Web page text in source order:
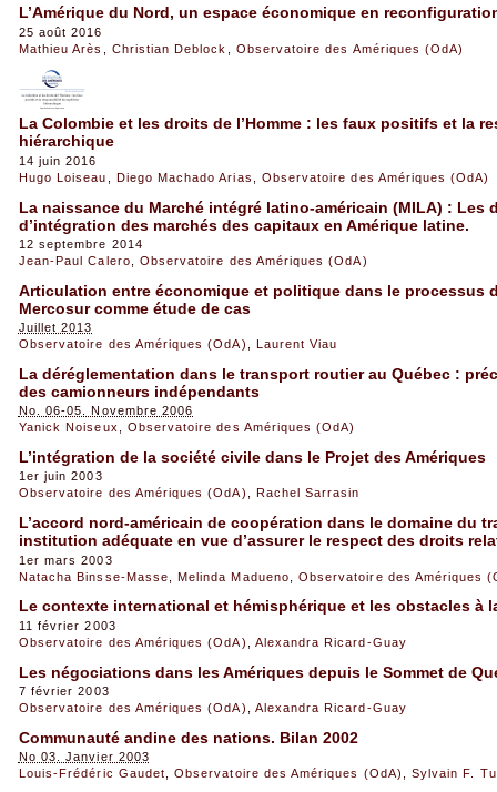
L’Amérique du Nord, un espace économique en
25 août 2016
Mathieu Arès
Christian Deblock Observatoire des Amériques (OdA)
La Colombie et les droits de l’Homme : les faux positifs et la
hiérarchique
14 juin 2016
Hugo Loiseau
Diego Machado Arias Observatoire des Amériques (OdA)
La naissance du Marché intégré latino-américain (MILA) : Les
d’intégration des marchés des capitaux en Amérique latine.
12 septembre 2014
Jean-Paul Calero
Observatoire des Amériques (OdA)
Articulation entre économique et politique dans le processus
Mercosur comme étude de cas
Juillet 2013
Observatoire des Amériques (OdA)
Laurent Viau
La déréglementation dans le transport routier au Québec :
des camionneurs indépendants
No. 06-05. Novembre 2006
Yanick Noiseux
Observatoire des Amériques (OdA)
L’intégration de la société civile dans le Projet des Amériques
1er juin 2003
Observatoire des Amériques (OdA) , Rachel Sarrasin
L’accord nord-américain de coopération dans le domaine du
institution adéquate en vue d’assurer le respect des droits
1er mars 2003
Natacha Binsse-Masse ,Melinda Madueno Observatoire des Amériques
Le contexte international et hémisphérique et les obstacles à
11 février 2003
Observatoire des Amériques (OdA)
Alexandra Ricard-Guay
Les négociations dans les Amériques depuis le Sommet de
7 février 2003
Observatoire des Amériques (OdA)
Alexandra Ricard-Guay
Communauté andine des nations. Bilan 2002
No 03. Janvier 2003
Louis-Frédéric Gaudet ,Observatoire des Amériques (OdA) Sylvain F.